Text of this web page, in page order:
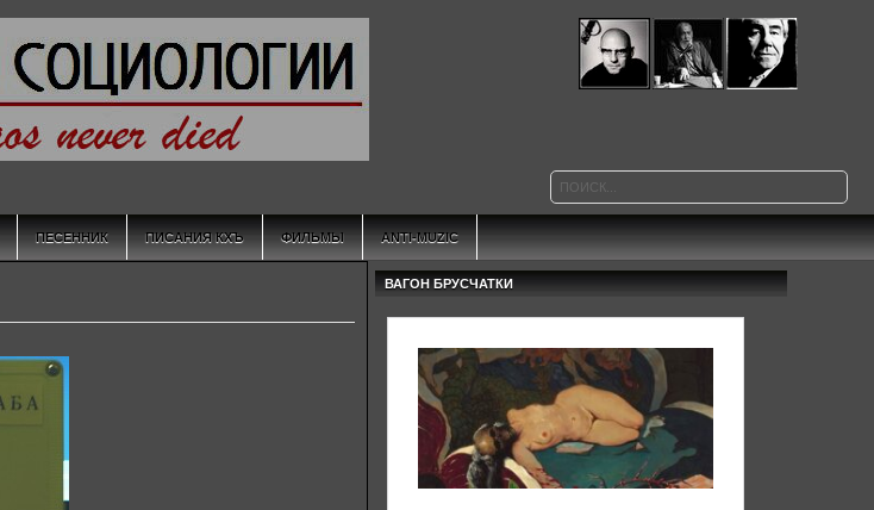
ПЕСЕННИК ПИСАНИЯ КХЪ ФИЛЬМЫ ANTI-MUZIC
ВАГОН БРУСЧАТКИ